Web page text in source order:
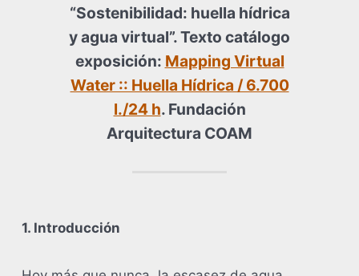
“Sostenibilidad: huella hídrica
y agua virtual”.Texto catálogo
exposición: Mapping Virtual
Water :: Huella Hídrica / 6.700
l./24 h. Fundación
Arquitectura COAM
1. Introducción